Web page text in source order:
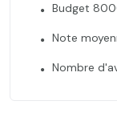
Budget
Note
Nombre